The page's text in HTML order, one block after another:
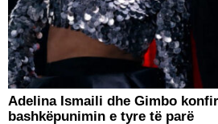
Adelina Ismaili dhe Gimbo
bashkëpunimin e tyre të parë